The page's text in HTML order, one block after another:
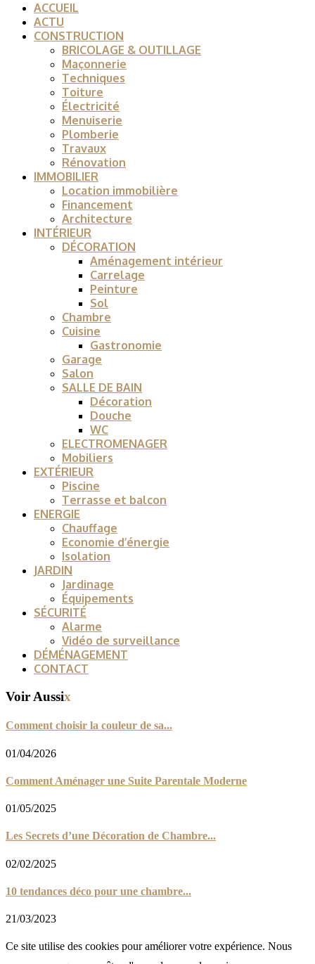
ACCUEIL
ACTU
CONSTRUCTION
BRICOLAGE & OUTILLAGE
Maçonnerie
Techniques
Toiture
Électricité
Menuiserie
Plomberie
Travaux
Rénovation
IMMOBILIER
Location immobilière
Financement
Architecture
INTÉRIEUR
DÉCORATION
Aménagement intérieur
Carrelage
Peinture
Sol
Chambre
Cuisine
Gastronomie
Garage
Salon
SALLE DE BAIN
Décoration
Douche
WC
ELECTROMENAGER
Mobiliers
EXTÉRIEUR
Piscine
Terrasse et balcon
ENERGIE
Chauffage
Economie d’énergie
Isolation
JARDIN
Jardinage
Équipements
SÉCURITÉ
Alarme
Vidéo de surveillance
DÉMÉNAGEMENT
CONTACT
Voir Aussix
Comment choisir la couleur de sa...
01/04/2026
Comment Aménager une Suite Parentale Moderne
01/05/2025
Les Secrets d’une Décoration de Chambre...
02/02/2025
10 tendances déco pour une chambre...
21/03/2023
Ce site utilise des cookies pour améliorer votre expérience. Nous